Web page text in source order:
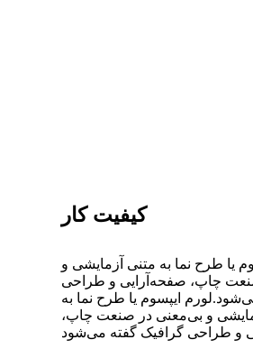
کیفیت کار
یا طرح‌ نما به متنی آزمایشی و
چاپ، صفحه‌آرایی و طراحی
ایپسوم یا طرح‌ نما به
و بی‌معنی در صنعت چاپ،